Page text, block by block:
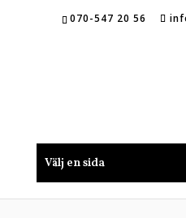
070-547 20 56
Välj en sida